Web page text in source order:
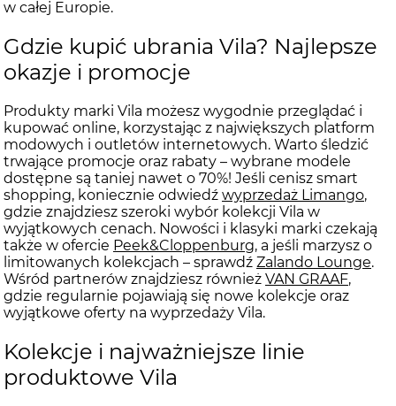
w całej Europie.
Gdzie kupić ubrania Vila? Najlepsze
okazje i promocje
Produkty marki Vila możesz wygodnie przeglądać i
kupować online, korzystając z największych platform
modowych i outletów internetowych. Warto śledzić
trwające promocje oraz rabaty – wybrane modele
dostępne są taniej nawet o 70%! Jeśli cenisz smart
shopping, koniecznie odwiedź wyprzedaż Limango,
gdzie znajdziesz szeroki wybór kolekcji Vila w
wyjątkowych cenach. Nowości i klasyki marki czekają
także w ofercie Peek&Cloppenburg, a jeśli marzysz o
limitowanych kolekcjach – sprawdź Zalando Lounge.
Wśród partnerów znajdziesz również VAN GRAAF,
gdzie regularnie pojawiają się nowe kolekcje oraz
wyjątkowe oferty na wyprzedaży Vila.
Kolekcje i najważniejsze linie
produktowe Vila